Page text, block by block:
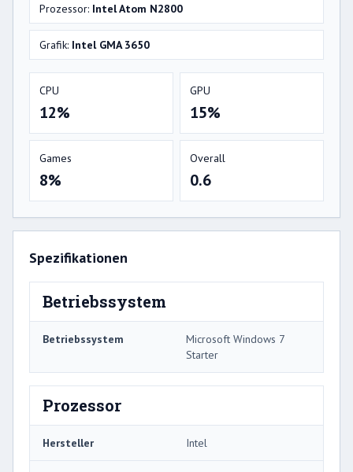
Prozessor: Intel Atom N2800
Grafik: Intel GMA 3650
CPU
12%
GPU
15%
Games
8%
Overall
0.6
Spezifikationen
Betriebssystem
Betriebssystem
Microsoft Windows 7
Starter
Prozessor
Hersteller Intel